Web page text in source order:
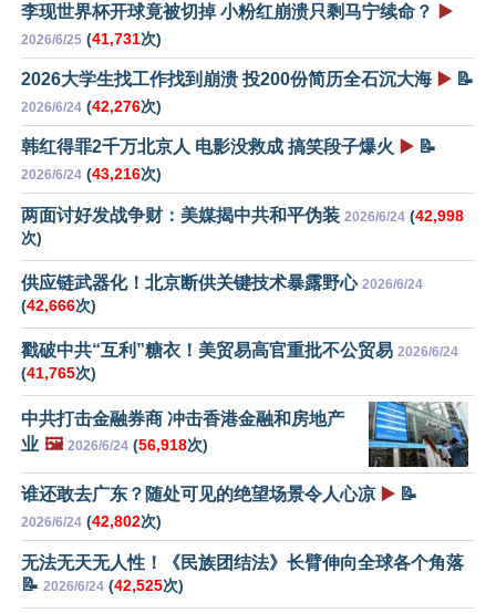
李现世界杯开球竟被切掉 小粉红崩溃只剩马宁续命？ ▶️
2026/6/25 (41,731次)
2026大学生找工作找到崩溃 投200份简历全石沉大海 ▶️ 📝
2026/6/24 (42,276次)
韩红得罪2千万北京人 电影没救成 搞笑段子爆火 ▶️ 📝
2026/6/24 (43,216次)
两面讨好发战争财：美媒揭中共和平伪装 2026/6/24 (42,998
次)
供应链武器化！北京断供关键技术暴露野心 2026/6/24
(42,666次)
戳破中共“互利”糖衣！美贸易高官重批不公贸易 2026/6/24
(41,765次)
中共打击金融券商 冲击香港金融和房地产
业 🖼️ 2026/6/24 (56,918次)
谁还敢去广东？随处可见的绝望场景令人心凉 ▶️ 📝
2026/6/24 (42,802次)
无法无天无人性！《民族团结法》长臂伸向全球各个角落
📝 2026/6/24 (42,525次)